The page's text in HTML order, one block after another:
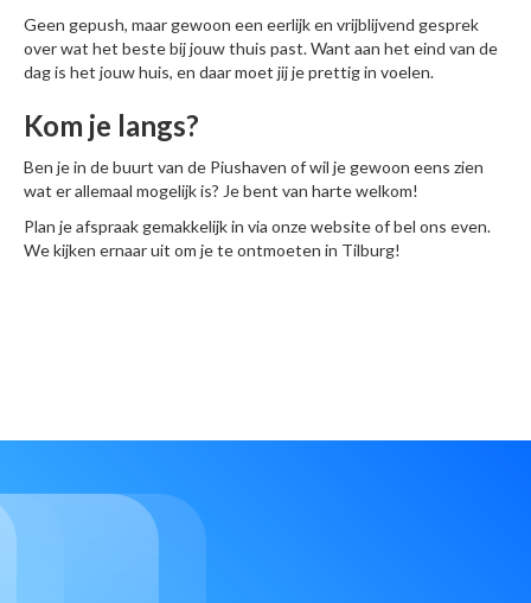
Geen gepush, maar gewoon een eerlijk en vrijblijvend gesprek
over wat het beste bij jouw thuis past. Want aan het eind van de
dag is het jouw huis, en daar moet jij je prettig in voelen.
Kom je langs?
Ben je in de buurt van de Piushaven of wil je gewoon eens zien
wat er allemaal mogelijk is? Je bent van harte welkom!
Plan je afspraak gemakkelijk in via onze website of bel ons even.
We kijken ernaar uit om je te ontmoeten in Tilburg!